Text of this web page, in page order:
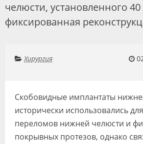
Вакансии
Форум
Клиники
Специалисты
челюсти, установленного 40
фиксированная
Хирургия
Скобовидные имплантаты
исторически использовались
переломов нижней челюсти и
покрывных протезов, однако